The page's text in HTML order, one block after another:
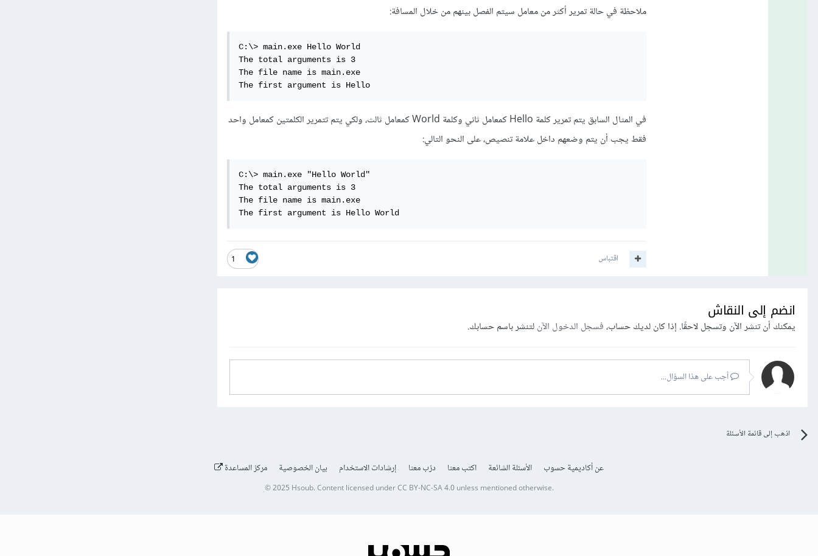
ملاحظة في حالة تمرير أكثر من معامل سيتم الفصل بينهم من خلال المسافة:
C:\> main.exe Hello World
The total arguments is 3
The file name is main.exe
The first argument is Hello
في المثال السابق يتم تمرير كلمة Hello كمعامل ثاني وكلمة World كمعامل ثالث، ولكي يتم تتمرير الكلمتين كمعامل واحد
فقط يجب أن يتم وضعهم داخل علامة تنصيص، على النحو التالي:
C:\> main.exe "Hello World"
The total arguments is 3
The file name is main.exe
The first argument is Hello World
1 اقتباس
انضم إلى النقاش
يمكنك أن تنشر الآن وتسجل لاحقًا. إذا كان لديك حساب،فسجل الدخول الآنلتنشر باسم حسابك.
أجب على هذا السؤال...
اذهب إلى قائمة الأسئلة
عن أكاديمية حسوب الأسئلة الشائعة اكتب معنا درّب معنا إرشادات الاستخدام بيان الخصوصية مركز المساعدة
© 2025 Hsoub.Content licensed underCC BY-NC-SA 4.0unless mentioned otherwise.